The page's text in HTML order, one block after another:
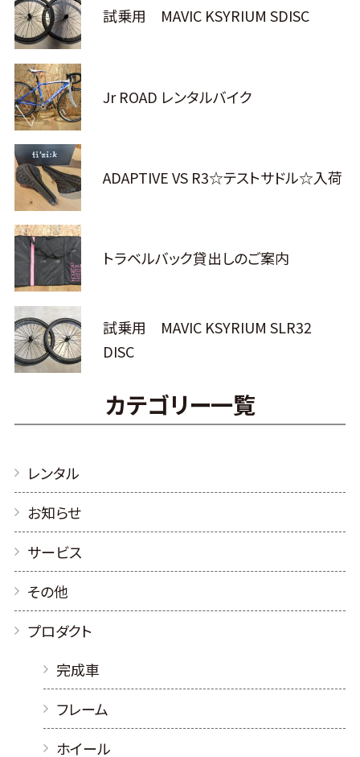
試乗用 MAVIC KSYRIUM SDISC
Jr ROAD レンタルバイク
ADAPTIVE VS R3☆テストサドル☆入荷
トラベルバック貸出しのご案内
試乗用 MAVIC KSYRIUM SLR32
DISC
カテゴリー一覧
レンタル
お知らせ
サービス
その他
プロダクト
完成車
フレーム
ホイール